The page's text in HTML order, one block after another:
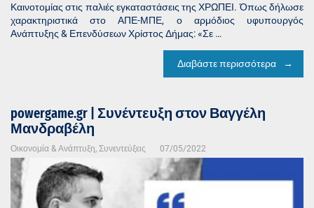
Καινοτομίας στις παλιές εγκαταστάσεις της ΧΡΩΠΕΙ. Όπως δήλωσε
χαρακτηριστικά στο ΑΠΕ-ΜΠΕ, ο αρμόδιος υφυπουργός
Ανάπτυξης & Επενδύσεων Χρίστος Δήμας: «Σε …
Διαβάστε περισσότερα
powergame.gr | Συνέντευξη στον Βαγγέλη
Μανδραβέλη
Οικονομία & Ανάπτυξη, Συνεντεύξεις 07/05/2022